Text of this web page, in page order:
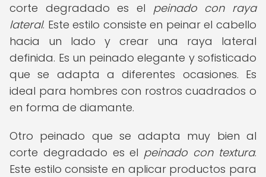
corte degradado es el peinado con raya
lateral. Este estilo consiste en peinar el cabello
hacia un lado y crear una raya lateral
definida. Es un peinado elegante y sofisticado
que se adapta a diferentes ocasiones. Es
ideal para hombres con rostros cuadrados o
en forma de diamante.
Otro peinado que se adapta muy bien al
corte degradado es el peinado con textura.
Este estilo consiste en aplicar productos para